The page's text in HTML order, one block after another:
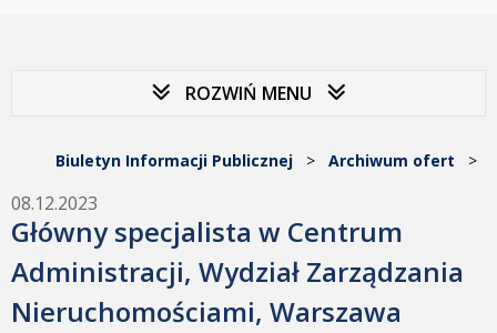
ROZWIŃ MENU
Biuletyn Informacji Publicznej > Archiwum ofert >
08.12.2023
Główny specjalista w Centrum
Administracji, Wydział Zarządzania
Nieruchomościami, Warszawa